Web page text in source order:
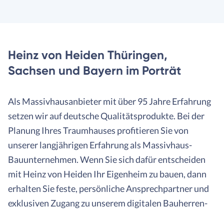
Heinz von Heiden Thüringen,
Sachsen und Bayern im Porträt
Als Massivhausanbieter mit über 95 Jahre Erfahrung
setzen wir auf deutsche Qualitätsprodukte. Bei der
Planung Ihres Traumhauses profitieren Sie von
unserer langjährigen Erfahrung als Massivhaus-
Bauunternehmen. Wenn Sie sich dafür entscheiden
mit Heinz von Heiden Ihr Eigenheim zu bauen, dann
erhalten Sie feste, persönliche Ansprechpartner und
exklusiven Zugang zu unserem digitalen Bauherren-